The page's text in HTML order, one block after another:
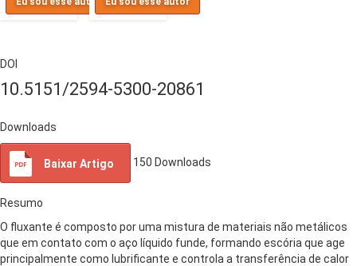
DOI
10.5151/2594-5300-20861
Downloads
Baixar Artigo 150 Downloads
Resumo
O fluxante é composto por uma mistura de materiais não metálicos
que em contato com o aço líquido funde, formando escória que age
principalmente como lubrificante e controla a transferência de calor